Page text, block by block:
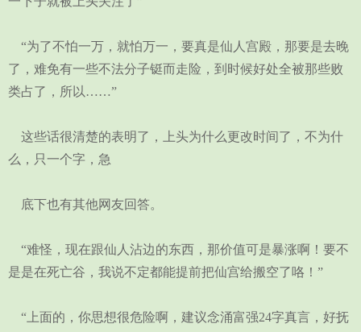
“为了不怕一万，就怕万一，要真是仙人宫殿，那要是去晚
了，难免有一些不法分子铤而走险，到时候好处全被那些败
类占了，所以……”
这些话很清楚的表明了，上头为什么更改时间了，不为什
么，只一个字，急
底下也有其他网友回答。
“难怪，现在跟仙人沾边的东西，那价值可是暴涨啊！要不
是是在死亡谷，我说不定都能提前把仙宫给搬空了咯！”
“上面的，你思想很危险啊，建议念涌富强24字真言，好抚